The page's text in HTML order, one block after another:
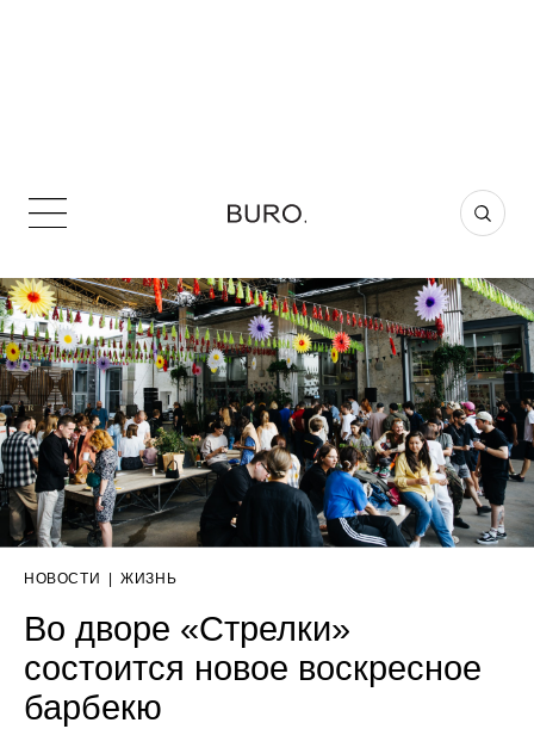
НОВОСТИ ЖИЗНЬ
Во дворе «Стрелки»
состоится новое воскресное
барбекю